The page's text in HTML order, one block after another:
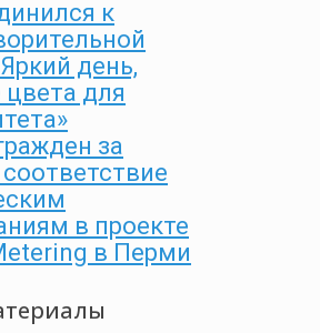
к
день,
для
за
в проекте
в Перми